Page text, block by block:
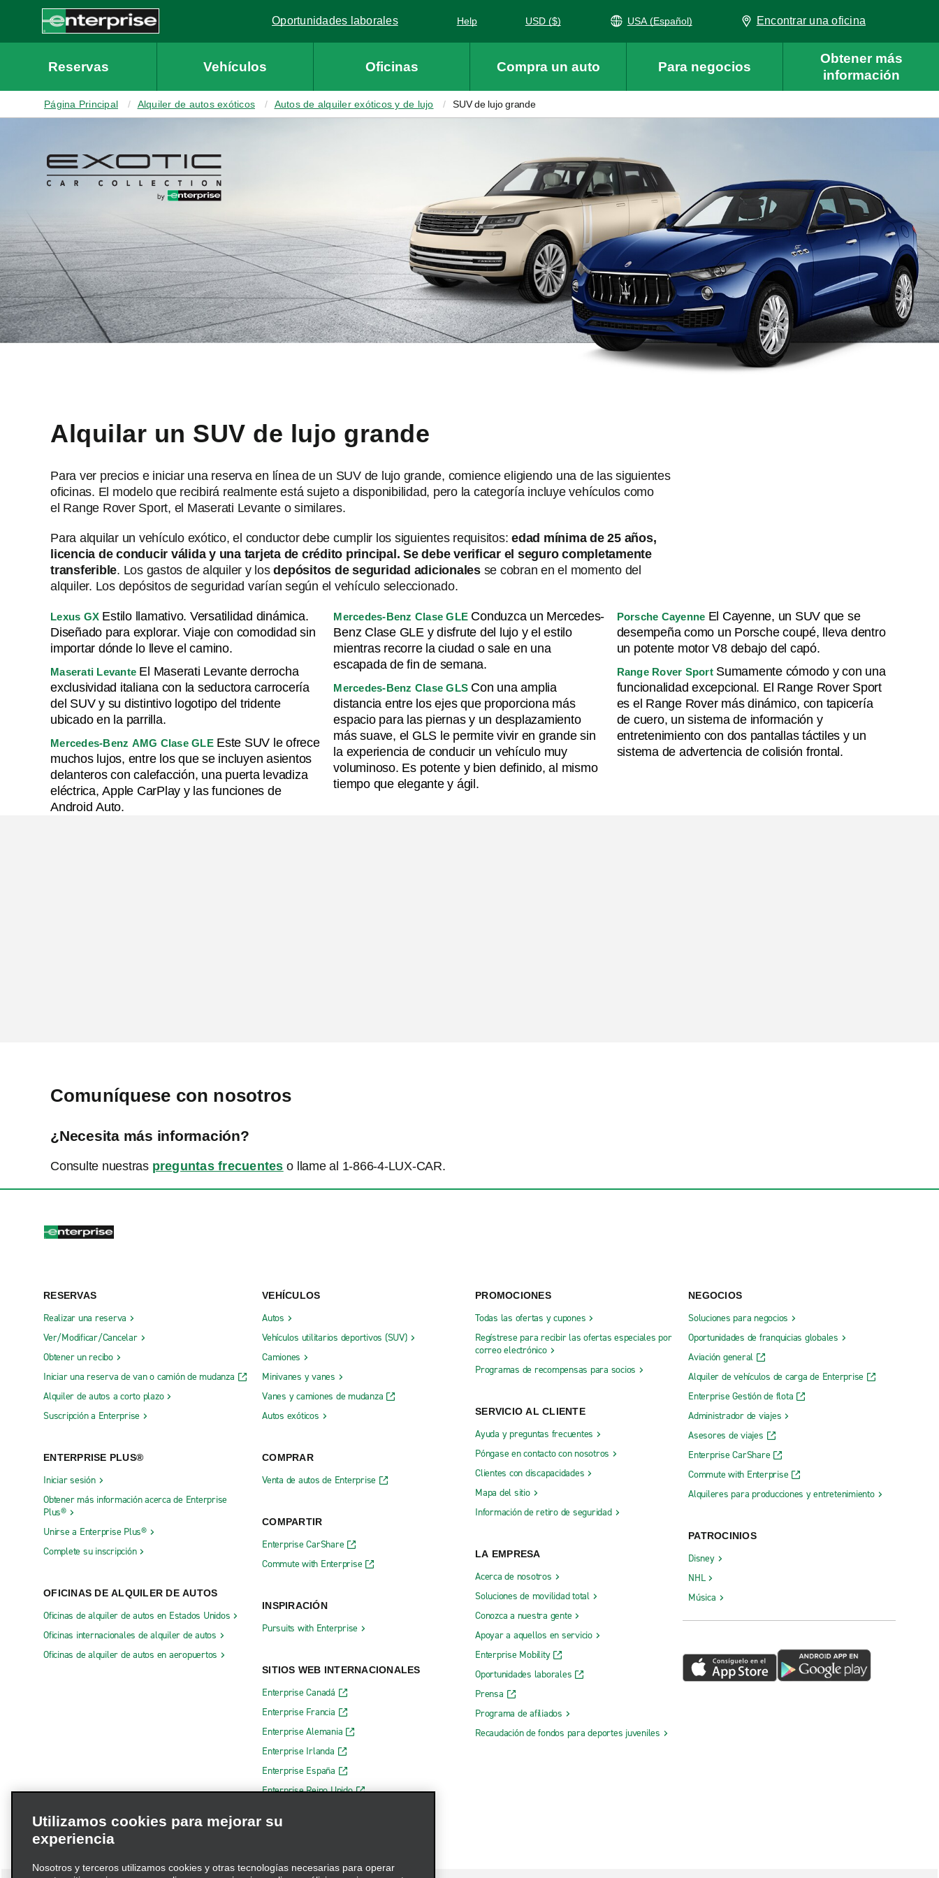
Oportunidades laborales
Link opens in a new window
Help USD ($) USA (Español) Encontrar una oficina
Reservas Vehículos Oficinas Compra un auto Para negocios
Obtener más
información
Página Principal Alquiler de autos exóticos Autos de alquiler exóticos y de lujo SUV de lujo grande
Alquilar un SUV de lujo grande
Para ver precios e iniciar una reserva en línea de un SUV de lujo grande, comience eligiendo una de las siguientes
oficinas. El modelo que recibirá realmente está sujeto a disponibilidad, pero la categoría incluye vehículos como
el Range Rover Sport, el Maserati Levante o similares.
Para alquilar un vehículo exótico, el conductor debe cumplir los siguientes requisitos: edad mínima de 25 años,
licencia de conducir válida y una tarjeta de crédito principal. Se debe verificar el seguro completamente
transferible. Los gastos de alquiler y losdepósitos de seguridad adicionalesse cobran en el momento del
alquiler. Los depósitos de seguridad varían según el vehículo seleccionado.
Lexus GX Estilo llamativo. Versatilidad dinámica.
Diseñado para explorar. Viaje con comodidad sin
importar dónde lo lleve el camino.
Maserati Levante El Maserati Levante derrocha
exclusividad italiana con la seductora carrocería
del SUV y su distintivo logotipo del tridente
ubicado en la parrilla.
Mercedes-Benz AMG Clase GLE Este SUV le ofrece
muchos lujos, entre los que se incluyen asientos
delanteros con calefacción, una puerta levadiza
eléctrica, Apple CarPlay y las funciones de
Android Auto.
Mercedes-Benz Clase GLE Conduzca un Mercedes-
Benz Clase GLE y disfrute del lujo y el estilo
mientras recorre la ciudad o sale en una
escapada de fin de semana.
Mercedes-Benz Clase GLS Con una amplia
distancia entre los ejes que proporciona más
espacio para las piernas y un desplazamiento
más suave, el GLS le permite vivir en grande sin
la experiencia de conducir un vehículo muy
voluminoso. Es potente y bien definido, al mismo
tiempo que elegante y ágil.
Porsche Cayenne El Cayenne, un SUV que se
desempeña como un Porsche coupé, lleva dentro
un potente motor V8 debajo del capó.
Range Rover Sport Sumamente cómodo y con una
funcionalidad excepcional. El Range Rover Sport
es el Range Rover más dinámico, con tapicería
de cuero, un sistema de información y
entretenimiento con dos pantallas táctiles y un
sistema de advertencia de colisión frontal.
Comuníquese con nosotros
¿Necesita más información?
Consulte nuestras preguntas frecuentes o llame al 1-866-4-LUX-CAR.
RESERVAS
Realizar una reserva
Ver/Modificar/Cancelar
Obtener un recibo
Iniciar una reserva de van o camión de mudanza
Alquiler de autos a corto plazo
Suscripción a Enterprise
ENTERPRISE PLUS®
Iniciar sesión
Obtener más información acerca de Enterprise
Plus®
Unirse a Enterprise Plus®
Complete su inscripción
OFICINAS DE ALQUILER DE AUTOS
Oficinas de alquiler de autos en Estados Unidos
Oficinas internacionales de alquiler de autos
Oficinas de alquiler de autos en aeropuertos
VEHÍCULOS
Autos
Vehículos utilitarios deportivos (SUV)
Camiones
Minivanes y vanes
Vanes y camiones de mudanza
Autos exóticos
COMPRAR
Venta de autos de Enterprise
COMPARTIR
Enterprise CarShare
Commute with Enterprise
INSPIRACIÓN
Pursuits with Enterprise
SITIOS WEB INTERNACIONALES
Enterprise Canadá
Enterprise Francia
Enterprise Alemania
Enterprise Irlanda
Enterprise España
Enterprise Reino Unido
PROMOCIONES
Todas las ofertas y cupones
Regístrese para recibir las ofertas especiales por
correo electrónico
Programas de recompensas para socios
SERVICIO AL CLIENTE
Ayuda y preguntas frecuentes
Póngase en contacto con nosotros
Clientes con discapacidades
Mapa del sitio
Información de retiro de seguridad
LA EMPRESA
Acerca de nosotros
Soluciones de movilidad total
Conozca a nuestra gente
Apoyar a aquellos en servicio
Enterprise Mobility
Oportunidades laborales
Prensa
Programa de afiliados
Recaudación de fondos para deportes juveniles
NEGOCIOS
Soluciones para negocios
Oportunidades de franquicias globales
Aviación general
Alquiler de vehículos de carga de Enterprise
Enterprise Gestión de flota
Administrador de viajes
Asesores de viajes
Enterprise CarShare
Commute with Enterprise
Alquileres para producciones y entretenimiento
PATROCINIOS
Disney
NHL
Música
Utilizamos cookies para mejorar su
experiencia
Nosotros y terceros utilizamos cookies y otras tecnologías necesarias para operar